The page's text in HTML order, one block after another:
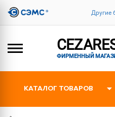
Другие
ФИРМЕННЫЙ
КАТАЛОГ ТОВАРОВ